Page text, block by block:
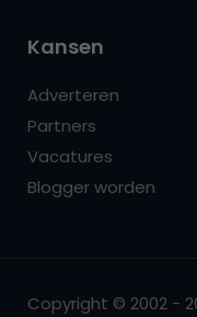
Kansen
Adverteren
Partners
Vacatures
Blogger worden
Copyright © 2002 -